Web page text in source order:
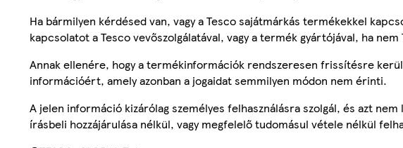
Ha bármilyen kérdésed van, vagy a Tesco sajátmárkás termékekkel
kapcsolatot a Tesco vevőszolgálatával, vagy a termék gyártójával, ha
Annak ellenére, hogy a termékinformációk rendszeresen frissítésre
információért, amely azonban a jogaidat semmilyen módon nem érinti.
A jelen információ kizárólag személyes felhasználásra szolgál, és azt
írásbeli hozzájárulása nélkül, vagy megfelelő tudomásul vétele nélkül